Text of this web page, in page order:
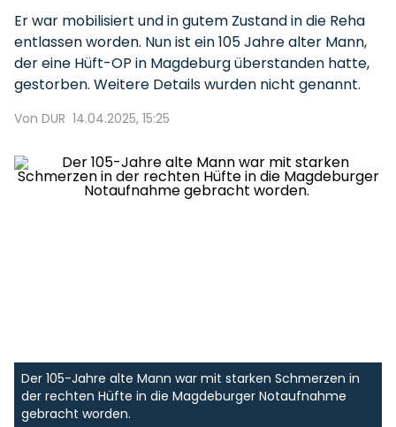
Er war mobilisiert und in gutem Zustand in die Reha
entlassen worden. Nun ist ein 105 Jahre alter Mann,
der eine Hüft-OP in Magdeburg überstanden hatte,
gestorben. Weitere Details wurden nicht genannt.
Von DUR 14.04.2025, 15:25
Der 105-Jahre alte Mann war mit starken Schmerzen in
der rechten Hüfte in die Magdeburger Notaufnahme
gebracht worden.